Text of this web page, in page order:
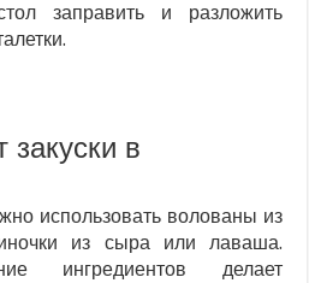
заправить и разложить
закуски в
использовать волованы из
из сыра или лаваша.
ингредиентов делает